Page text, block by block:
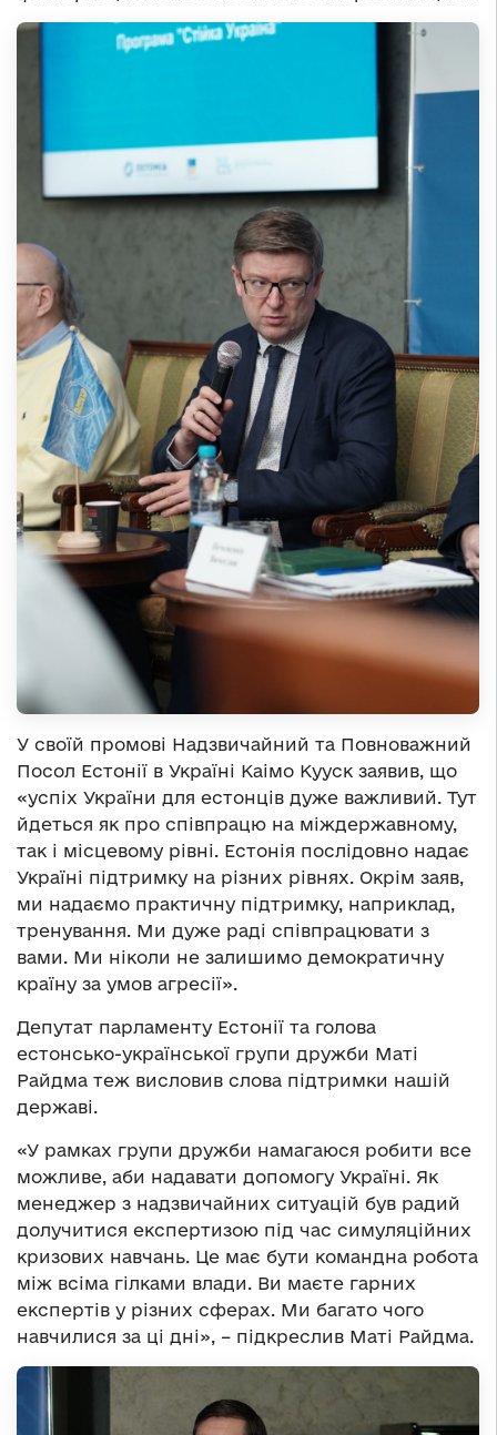
У своїй промові Надзвичайний та Повноважний
Посол Естонії в Україні Каімо Кууск заявив, що
«успіх України для естонців дуже важливий. Тут
йдеться як про співпрацю на міждержавному,
так і місцевому рівні. Естонія послідовно надає
Україні підтримку на різних рівнях. Окрім заяв,
ми надаємо практичну підтримку, наприклад,
тренування. Ми дуже раді співпрацювати з
вами. Ми ніколи не залишимо демократичну
країну за умов агресії».
Депутат парламенту Естонії та голова
естонсько-української групи дружби Маті
Райдма теж висловив слова підтримки нашій
державі.
«У рамках групи дружби намагаюся робити все
можливе, аби надавати допомогу Україні. Як
менеджер з надзвичайних ситуацій був радий
долучитися експертизою під час симуляційних
кризових навчань. Це має бути командна робота
між всіма гілками влади. Ви маєте гарних
експертів у різних сферах. Ми багато чого
навчилися за ці дні», – підкреслив Маті Райдма.